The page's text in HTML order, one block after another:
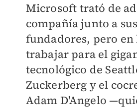
Microsoft trató de
compañía junto a sus
fundadores, pero en
trabajar para el
tecnológico de
Zuckerberg y el
Adam D'Angelo